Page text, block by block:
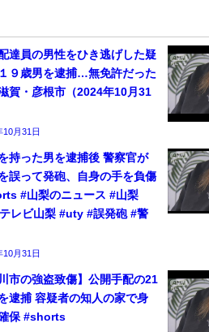
達員の男性をひき逃げした疑
９歳男を逮捕…無免許だった
賀・彦根市（2024年10月31
10月31日
持った男を逮捕後 警察官が
誤って発砲、自身の手を負傷
#山梨のニュース #山梨
レビ山梨 #uty #誤発砲 #警
10月31日
川市の強盗致傷】公開手配の21
逮捕 容疑者の知人の家で身
保 #shorts